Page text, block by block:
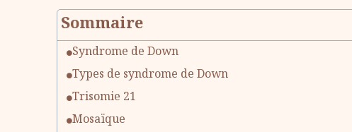
Sommaire
Syndrome de Down
Types de syndrome de Down
Trisomie 21
Mosaïque